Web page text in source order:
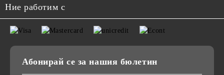
Ние работим с
Абонирай се за нашия бюлетин